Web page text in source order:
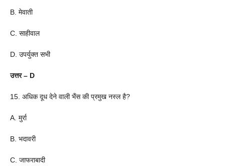
B. मेवाती
C. साहीवाल
D. उपर्युक्त सभी
उत्तर – D
15. अधिक दूध देने वाली भैंस की प्रमुख नस्ल है?
A. मुर्रा
B. भदावरी
C. जाफराबादी